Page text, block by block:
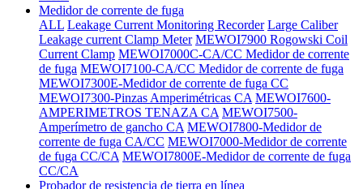
Medidor de corrente de fuga
ALL Leakage Current Monitoring Recorder Large Caliber
Leakage current Clamp Meter MEWOI7900 Rogowski Coil
Current Clamp MEWOI7000C-CA/CC Medidor de corrente
de fuga MEWOI7100-CA/CC Medidor de corrente de fuga
MEWOI7300E-Medidor de corrente de fuga CC
MEWOI7300-Pinzas Amperimétricas CA MEWOI7600-
AMPERIMETROS TENAZA CA MEWOI7500-
Amperímetro de gancho CA MEWOI7800-Medidor de
corrente de fuga CA/CC MEWOI7000-Medidor de corrente
de fuga CC/CA MEWOI7800E-Medidor de corrente de fuga
CC/CA
Probador de resistencia de tierra en línea